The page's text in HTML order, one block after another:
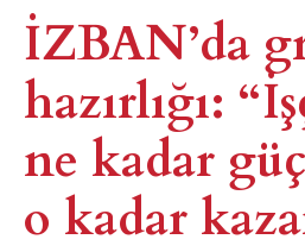
İZBAN’da
hazırlığı:
ne kadar
o kadar